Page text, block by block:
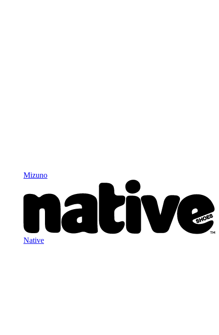
Mizuno
Native